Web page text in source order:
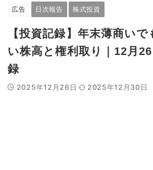
広告 日次報告 株式投資
【投資記録】年末薄商い
い株高と権利取り｜12月
録
2025年12月26日 2025年12月30日